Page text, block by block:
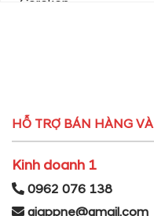
HỖ TRỢ BÁN HÀNG
Kinh doanh 1
0962 076 138
giappne@gmail.com